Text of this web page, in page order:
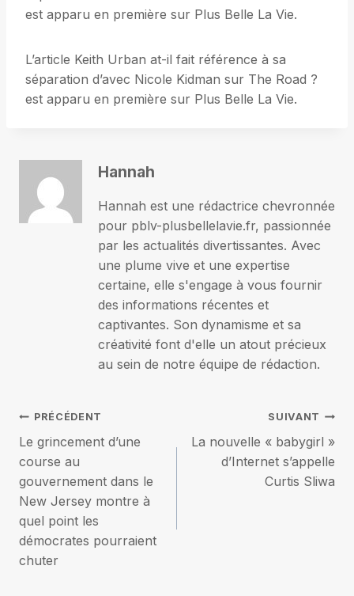
est apparu en première sur Plus Belle La Vie.
L’article Keith Urban at-il fait référence à sa
séparation d’avec Nicole Kidman sur The Road ?
est apparu en première sur Plus Belle La Vie.
Hannah
Hannah est une rédactrice chevronnée
pour pblv-plusbellelavie.fr, passionnée
par les actualités divertissantes. Avec
une plume vive et une expertise
certaine, elle s'engage à vous fournir
des informations récentes et
captivantes. Son dynamisme et sa
créativité font d'elle un atout précieux
au sein de notre équipe de rédaction.
Navigation
de
l’article
PRÉCÉDENT
Le grincement d’une
course au
gouvernement dans le
New Jersey montre à
quel point les
démocrates pourraient
chuter
SUIVANT
La nouvelle « babygirl »
d’Internet s’appelle
Curtis Sliwa